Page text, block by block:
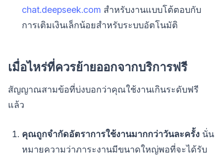
chat.deepseek.com สำหรับงานแบบโต้ตอบกับ
การเติมเงินเล็กน้อยสำหรับระบบอัตโนมัติ
เมื่อไหร่ที่ควรย้ายออกจากบริการฟรี
สัญญาณสามข้อที่บ่งบอกว่าคุณใช้งานเกินระดับฟรี
แล้ว
คุณถูกจำกัดอัตราการใช้งานมากกว่าวันละครั้ง นั่น
หมายความว่าภาระงานมีขนาดใหญ่พอที่จะได้รับ